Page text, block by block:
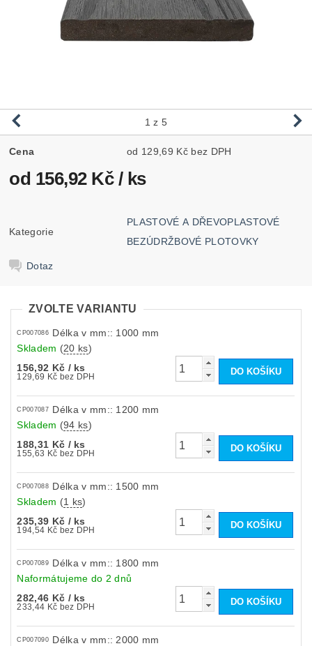
1 z 5
Cena od 129,69 Kč bez DPH
od 156,92 Kč / ks
Kategorie
PLASTOVÉ A DŘEVOPLASTOVÉ
BEZÚDRŽBOVÉ PLOTOVKY
Dotaz
ZVOLTE VARIANTU
CP007086
Délka v mm:: 1000 mm
Skladem (20 ks)
156,92 Kč / ks
129,69 Kč bez DPH
CP007087
Délka v mm:: 1200 mm
Skladem (94 ks)
188,31 Kč / ks
155,63 Kč bez DPH
CP007088
Délka v mm:: 1500 mm
Skladem (1 ks)
235,39 Kč / ks
194,54 Kč bez DPH
CP007089
Délka v mm:: 1800 mm
Naformátujeme do 2 dnů
282,46 Kč / ks
233,44 Kč bez DPH
CP007090
Délka v mm:: 2000 mm